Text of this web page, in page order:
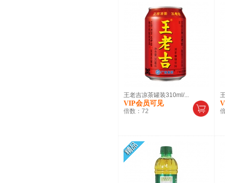
王老吉凉茶罐装310ml/...
VIP会员可见
倍数： 72